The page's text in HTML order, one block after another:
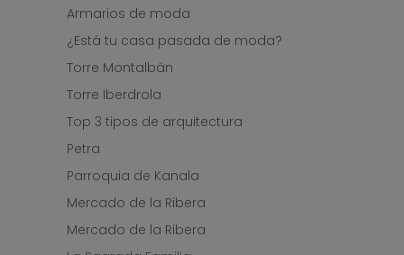
Armarios de moda
¿Está tu casa pasada de moda?
Torre Montalbán
Torre Iberdrola
Top 3 tipos de arquitectura
Petra
Parroquia de Kanala
Mercado de la Ribera
Mercado de la Ribera